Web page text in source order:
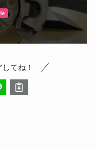
てね！